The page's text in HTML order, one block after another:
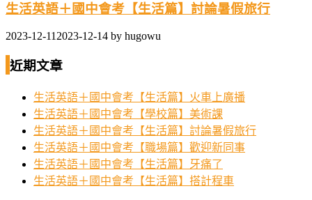
生活英語＋國中會考【生活篇】討論暑假旅行
2023-12-11 2023-12-14 by hugowu
近期文章
生活英語＋國中會考【生活篇】火車上廣播
生活英語＋國中會考【學校篇】美術課
生活英語＋國中會考【生活篇】討論暑假旅行
生活英語＋國中會考【職場篇】歡迎新同事
生活英語＋國中會考【生活篇】牙痛了
生活英語＋國中會考【生活篇】搭計程車